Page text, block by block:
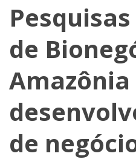
de
Amazônia
de